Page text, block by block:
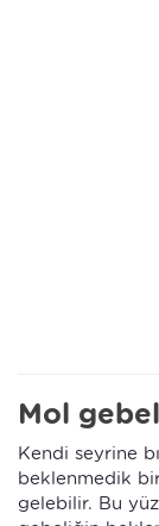
Mol
Kendi seyrine
beklenmedik
gelebilir. Bu